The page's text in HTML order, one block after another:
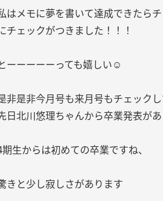
はメモに夢を書いて達成できたら
チェックがつきました！！！
ーーーーーっても嬉しい☺️
非是非今月号も来月号もチェックし
日北川悠理ちゃんから卒業発表が
生からは初めての卒業ですね、
きと少し寂しさがあります